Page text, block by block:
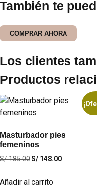
También te
COMPRAR AHORA
Los clientes
Productos
Masturbador pies
femeninos
S/185.00S/ 148.00
Añadir al carrito